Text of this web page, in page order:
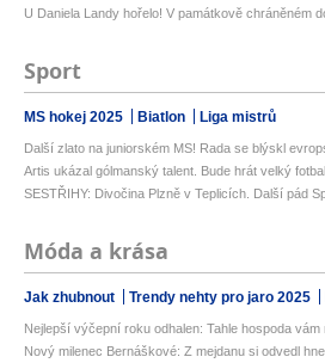
U Daniela Landy hořelo! V památkově chráněném
Sport
MS hokej 2025 Biatlon Liga mistrů
Další zlato na juniorském MS! Rada se blýskl
Artis ukázal gólmanský talent. Bude hrát velký
SESTŘIHY: Divočina Plzně v Teplicích. Další pád
Móda a krása
Jak zhubnout Trendy nehty pro jaro 2025
Nejlepší výčepní roku odhalen: Tahle hospoda vám
Nový milenec Bernáškové: Z mejdanu si odvedl